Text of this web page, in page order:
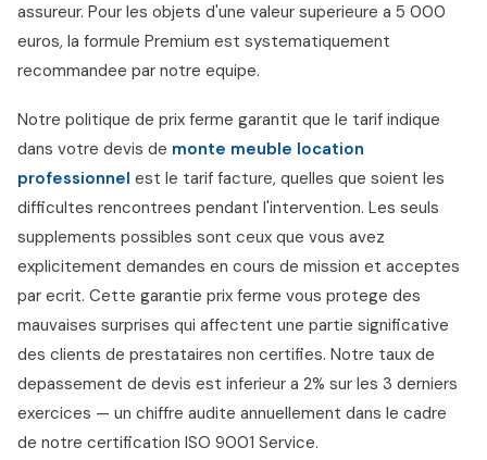
assureur. Pour les objets d'une valeur superieure a 5 000
euros, la formule Premium est systematiquement
recommandee par notre equipe.
Notre politique de prix ferme garantit que le tarif indique
dans votre devis de monte meuble location
professionnel est le tarif facture, quelles que soient les
difficultes rencontrees pendant l'intervention. Les seuls
supplements possibles sont ceux que vous avez
explicitement demandes en cours de mission et acceptes
par ecrit. Cette garantie prix ferme vous protege des
mauvaises surprises qui affectent une partie significative
des clients de prestataires non certifies. Notre taux de
depassement de devis est inferieur a 2% sur les 3 derniers
exercices — un chiffre audite annuellement dans le cadre
de notre certification ISO 9001 Service.